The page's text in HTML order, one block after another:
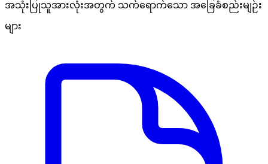
အသုံးပြုသူအားလုံးအတွက် သက်ရောက်သော အခြေခံစည်းမျဉ်း
များ